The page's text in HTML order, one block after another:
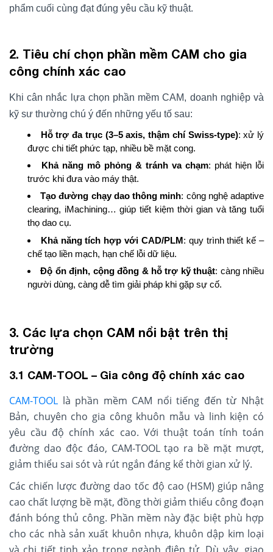
phẩm cuối cùng đạt đúng yêu cầu kỹ thuật.
2. Tiêu chí chọn phần mềm CAM cho gia
công chính xác cao
Khi cân nhắc lựa chọn phần mềm CAM, doanh nghiệp và
kỹ sư thường chú ý đến những yếu tố sau:
Hỗ trợ đa trục (3–5 axis, thậm chí Swiss-type): xử lý
được chi tiết phức tạp, nhiều bề mặt cong.
Khả năng mô phỏng & tránh va chạm: phát hiện lỗi
trước khi đưa vào máy thật.
Tạo đường chạy dao thông minh: công nghệ adaptive
clearing, iMachining… giúp tiết kiệm thời gian và tăng tuổi
thọ dao cụ.
Khả năng tích hợp với CAD/PLM: quy trình thiết kế –
chế tạo liền mạch, hạn chế lỗi dữ liệu.
Độ ổn định, cộng đồng & hỗ trợ kỹ thuật: càng nhiều
người dùng, càng dễ tìm giải pháp khi gặp sự cố.
3. Các lựa chọn CAM nổi bật trên thị
trường
3.1 CAM-TOOL – Gia công độ chính xác cao
CAM-TOOL là phần mềm CAM nổi tiếng đến từ Nhật
Bản, chuyên cho gia công khuôn mẫu và linh kiện có
yêu cầu độ chính xác cao. Với thuật toán tính toán
đường dao độc đáo, CAM-TOOL tạo ra bề mặt mượt,
giảm thiểu sai sót và rút ngắn đáng kể thời gian xử lý.
Các chiến lược đường dao tốc độ cao (HSM) giúp nâng
cao chất lượng bề mặt, đồng thời giảm thiểu công đoạn
đánh bóng thủ công. Phần mềm này đặc biệt phù hợp
cho các nhà sản xuất khuôn nhựa, khuôn dập kim loại